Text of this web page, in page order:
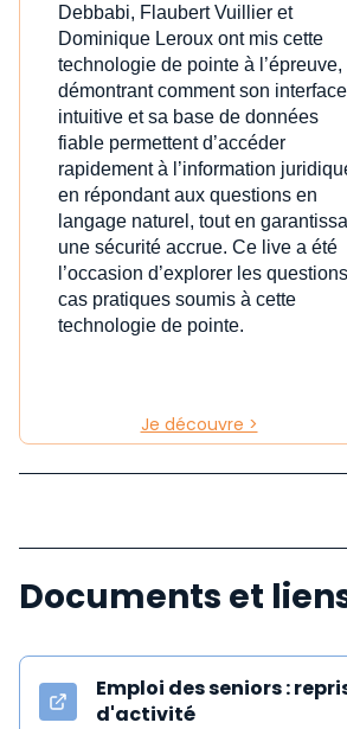
Debbabi, Flaubert Vuillier et
Dominique Leroux ont mis cette
technologie de pointe à l’épreuve,
démontrant comment son interface
intuitive et sa base de données
fiable permettent d’accéder
rapidement à l’information
en répondant aux questions en
langage naturel, tout en
une sécurité accrue. Ce live a été
l’occasion d’explorer les
cas pratiques soumis à cette
technologie de pointe.
Je découvre >
Documents et
Emploi des seniors :
d'activité